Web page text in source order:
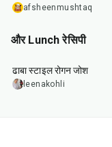
afsheenmushtaq
और Lunch रेसिपी
1
ढाबा स्टाइल रोगन जोश
leenakohli